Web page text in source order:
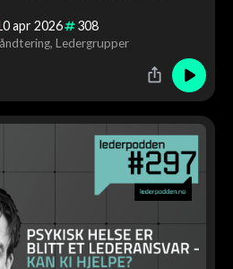
blir fortolket
apr2026 308
Ledergrupper